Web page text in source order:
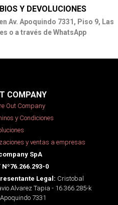
Y DEVOLUCIONES
Av. Apoquindo 7331, Piso 9, Las
o a través de WhatsApp
COMPANY
Out Company
y Condiciones
y ventas a empresas
SpA
Nº76.266.293-0
Legal: Cristobal
Alvarez Tapia - 16.366.285-k
7331